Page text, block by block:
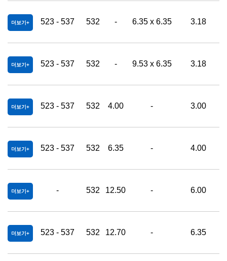
더보기 523 - 537 532 - 6.35 x 6.35 3.18
더보기 523 - 537 532 - 9.53 x 6.35 3.18
더보기 523 - 537 532 4.00 - 3.00
더보기 523 - 537 532 6.35 - 4.00
더보기 - 532 12.50 - 6.00
더보기 523 - 537 532 12.70 - 6.35